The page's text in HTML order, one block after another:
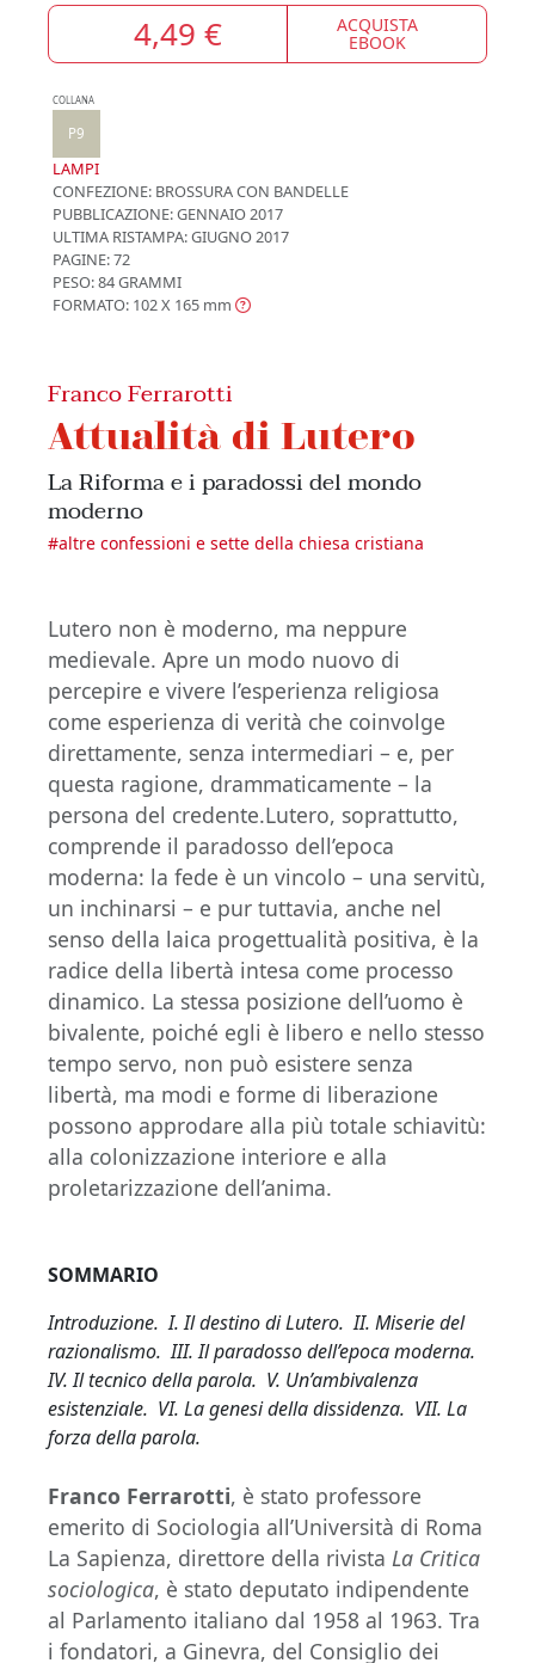
4,49 € ACQUISTA
EBOOK
COLLANA
P9
LAMPI
CONFEZIONE: BROSSURA CON BANDELLE
PUBBLICAZIONE:GENNAIO 2017
ULTIMA RISTAMPA:GIUGNO 2017
PAGINE: 72
PESO: 84 GRAMMI
FORMATO: 102 X 165 mm
Franco Ferrarotti
Attualità di Lutero
La Riforma e i paradossi del mondo
moderno
#altre confessioni e sette della chiesa cristiana
Lutero non è moderno, ma neppure
medievale. Apre un modo nuovo di
percepire e vivere l’esperienza religiosa
come esperienza di verità che coinvolge
direttamente, senza intermediari – e, per
questa ragione, drammaticamente – la
persona del credente.Lutero, soprattutto,
comprende il paradosso dell’epoca
moderna: la fede è un vincolo – una servitù,
un inchinarsi – e pur tuttavia, anche nel
senso della laica progettualità positiva, è la
radice della libertà intesa come processo
dinamico. La stessa posizione dell’uomo è
bivalente, poiché egli è libero e nello stesso
tempo servo, non può esistere senza
libertà, ma modi e forme di liberazione
possono approdare alla più totale schiavitù:
alla colonizzazione interiore e alla
proletarizzazione dell’anima.
SOMMARIO
Introduzione. I. Il destino di Lutero. II. Miserie del
razionalismo. III. Il paradosso dell’epoca moderna.
IV. Il tecnico della parola. V. Un’ambivalenza
esistenziale. VI. La genesi della dissidenza. VII. La
forza della parola.
Franco Ferrarotti, è stato professore
emerito di Sociologia all’Università di Roma
La Sapienza, direttore della rivista La Critica
sociologica, è stato deputato indipendente
al Parlamento italiano dal 1958 al 1963. Tra
i fondatori, a Ginevra, del Consiglio dei